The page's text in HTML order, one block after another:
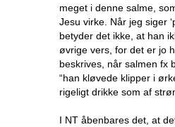
meget i denne salme,
Jesu virke. Når jeg siger
betyder det ikke, at han
øvrige vers, for det er jo
beskrives, når salmen fx
“han kløvede klipper i
rigeligt drikke som af
I NT åbenbares det, at